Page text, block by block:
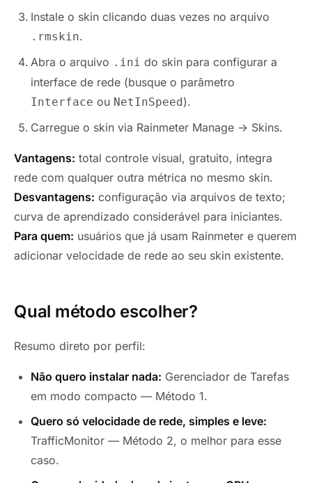
Instale o skin clicando duas vezes no arquivo
.rmskin.
Abra o arquivo .ini do skin para configurar a
interface de rede (busque o parâmetro
Interface ou NetInSpeed).
Carregue o skin via Rainmeter Manage → Skins.
Vantagens: total controle visual, gratuito, integra
rede com qualquer outra métrica no mesmo skin.
Desvantagens: configuração via arquivos de texto;
curva de aprendizado considerável para iniciantes.
Para quem: usuários que já usam Rainmeter e querem
adicionar velocidade de rede ao seu skin existente.
Qual método escolher?
Resumo direto por perfil:
Não quero instalar nada: Gerenciador de Tarefas
em modo compacto — Método 1.
Quero só velocidade de rede, simples e leve:
TrafficMonitor — Método 2, o melhor para esse
caso.